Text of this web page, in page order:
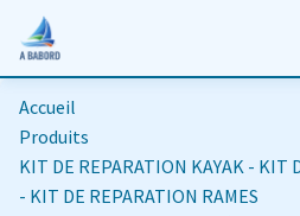
Accueil
Produits
KIT DE REPARATION KAYAK - KIT
- KIT DE REPARATION RAMES